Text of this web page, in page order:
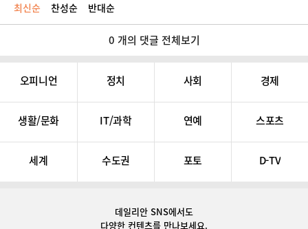
최신순 찬성순 반대순
0 개의 댓글 전체보기
오피니언 정치 사회 경제
생활/문화 IT/과학 연예 스포츠
세계 수도권 포토 D-TV
데일리안 SNS에서도
다양한 컨텐츠를 만나보세요.